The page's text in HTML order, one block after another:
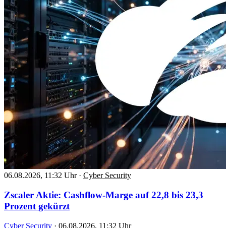
06.08.2026, 11:32 Uhr · Cyber Security
Zscaler Aktie: Cashflow-Marge auf 22,8 bis 23,3
Prozent gekürzt
Cyber Security · 06.08.2026, 11:32 Uhr